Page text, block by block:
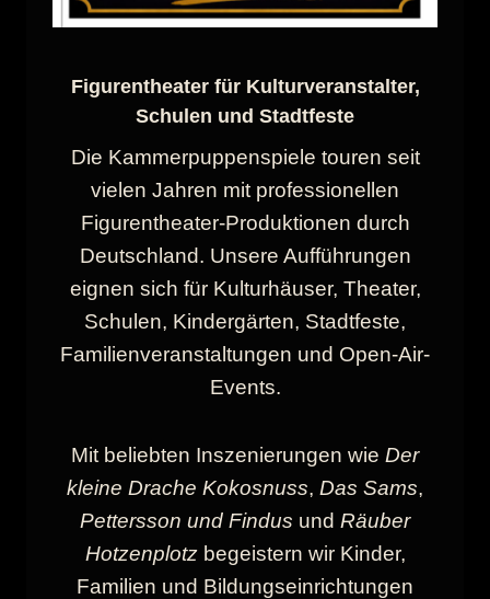
Figurentheater für Kulturveranstalter,
Schulen und Stadtfeste
Die Kammerpuppenspiele touren seit
vielen Jahren mit professionellen
Figurentheater-Produktionen durch
Deutschland. Unsere Aufführungen
eignen sich für Kulturhäuser, Theater,
Schulen, Kindergärten, Stadtfeste,
Familienveranstaltungen und Open-Air-
Events.
Mit beliebten Inszenierungen wie Der
kleine Drache Kokosnuss, Das Sams,
Pettersson und Findus und Räuber
Hotzenplotzbegeistern wir Kinder,
Familien und Bildungseinrichtungen